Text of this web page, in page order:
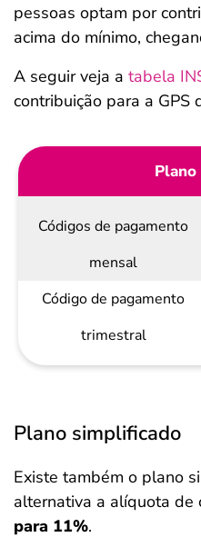
pessoas optam por
acima do mínimo,
A seguir veja a tabela
contribuição para a GPS
Códigos de pagamento
mensal
Código de pagamento
trimestral
Plano simplificado
Existe também o plano
alternativa a alíquota de
para 11%.